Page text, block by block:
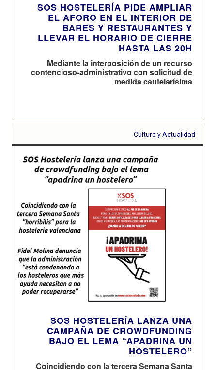
SOS HOSTELERÍA PIDE AMPLIAR
EL AFORO EN EL INTERIOR DE
BARES Y RESTAURANTES Y
LLEVAR EL HORARIO DE CIERRE
HASTA LAS 20H
Mediante la interposición de un recurso
contencioso-administrativo con solicitud de
medida cautelarísima
Cultura y Actualidad
SOS HOSTELERÍA LANZA UNA
CAMPAÑA DE CROWDFUNDING
BAJO EL LEMA “APADRINA UN
HOSTELERO”
Coincidiendo con la tercera Semana Santa